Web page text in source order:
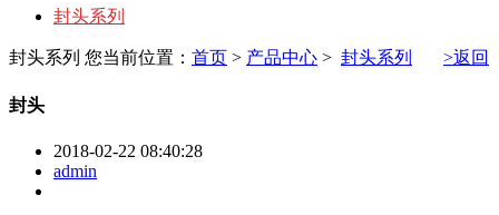
封头系列
封头系列 您当前位置： 首页 > 产品中心 > 封头系列 >返回
封头
2018-02-22 08:40:28
admin